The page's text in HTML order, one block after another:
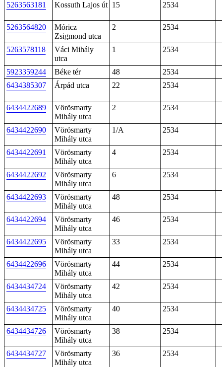
5263563181
Kossuth Lajos út 15 2534
5263564820
Móricz
Zsigmond utca
2 2534
5263578118
Váci Mihály
utca
1 2534
5923359244 Béke tér 48
2534
6434385307
Árpád utca 22 2534
6434422689
Vörösmarty
Mihály utca
2 2534
6434422690
Vörösmarty
Mihály utca
1/A 2534
6434422691
Vörösmarty
Mihály utca
4 2534
6434422692
Vörösmarty
Mihály utca
6 2534
6434422693
Vörösmarty
Mihály utca
48 2534
6434422694
Vörösmarty
Mihály utca
46 2534
6434422695
Vörösmarty
Mihály utca
33 2534
6434422696
Vörösmarty
Mihály utca
44 2534
6434434724
Vörösmarty
Mihály utca
42 2534
6434434725
Vörösmarty
Mihály utca
40 2534
6434434726
Vörösmarty
Mihály utca
38 2534
6434434727
Vörösmarty
Mihály utca
36 2534